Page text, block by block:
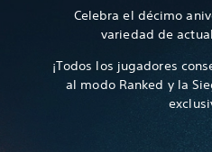
Celebra el décimo
variedad de
¡Todos los jugadores
al modo Ranked y la